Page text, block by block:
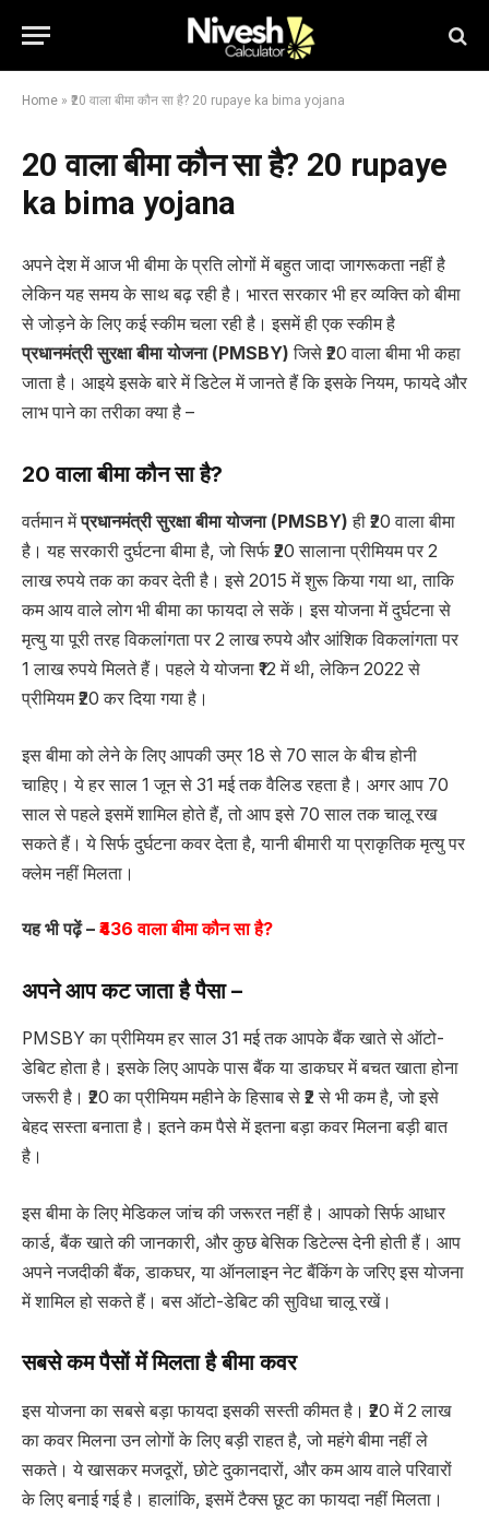
Home » ₹20 वाला बीमा कौन सा है? 20 rupaye ka bima yojana
₹20 वाला बीमा कौन सा है? 20 rupaye
ka bima yojana
अपने देश में आज भी बीमा के प्रति लोगों में बहुत जादा जागरूकता नहीं है
लेकिन यह समय के साथ बढ़ रही है। भारत सरकार भी हर व्यक्ति को बीमा
से जोड़ने के लिए कई स्कीम चला रही है। इसमें ही एक स्कीम है
प्रधानमंत्री सुरक्षा बीमा योजना (PMSBY) जिसे ₹20 वाला बीमा भी कहा
जाता है। आइये इसके बारे में डिटेल में जानते हैं कि इसके नियम, फायदे और
लाभ पाने का तरीका क्या है –
₹20 वाला बीमा कौन सा है?
वर्तमान मेंप्रधानमंत्री सुरक्षा बीमा योजना (PMSBY)ही ₹20 वाला बीमा
है। यह सरकारी दुर्घटना बीमा है, जो सिर्फ ₹20 सालाना प्रीमियम पर 2
लाख रुपये तक का कवर देती है। इसे 2015 में शुरू किया गया था, ताकि
कम आय वाले लोग भी बीमा का फायदा ले सकें। इस योजना में दुर्घटना से
मृत्यु या पूरी तरह विकलांगता पर 2 लाख रुपये और आंशिक विकलांगता पर
1 लाख रुपये मिलते हैं। पहले ये योजना ₹12 में थी, लेकिन 2022 से
प्रीमियम ₹20 कर दिया गया है।
इस बीमा को लेने के लिए आपकी उम्र 18 से 70 साल के बीच होनी
चाहिए। ये हर साल 1 जून से 31 मई तक वैलिड रहता है। अगर आप 70
साल से पहले इसमें शामिल होते हैं, तो आप इसे 70 साल तक चालू रख
सकते हैं। ये सिर्फ दुर्घटना कवर देता है, यानी बीमारी या प्राकृतिक मृत्यु पर
क्लेम नहीं मिलता।
यह भी पढ़ें – ₹436 वाला बीमा कौन सा है?
अपने आप कट जाता है पैसा –
PMSBY का प्रीमियम हर साल 31 मई तक आपके बैंक खाते से ऑटो-
डेबिट होता है। इसके लिए आपके पास बैंक या डाकघर में बचत खाता होना
जरूरी है। ₹20 का प्रीमियम महीने के हिसाब से ₹2 से भी कम है, जो इसे
बेहद सस्ता बनाता है। इतने कम पैसे में इतना बड़ा कवर मिलना बड़ी बात
है।
इस बीमा के लिए मेडिकल जांच की जरूरत नहीं है। आपको सिर्फ आधार
कार्ड, बैंक खाते की जानकारी, और कुछ बेसिक डिटेल्स देनी होती हैं। आप
अपने नजदीकी बैंक, डाकघर, या ऑनलाइन नेट बैंकिंग के जरिए इस योजना
में शामिल हो सकते हैं। बस ऑटो-डेबिट की सुविधा चालू रखें।
सबसे कम पैसों में मिलता है बीमा कवर
इस योजना का सबसे बड़ा फायदा इसकी सस्ती कीमत है। ₹20 में 2 लाख
का कवर मिलना उन लोगों के लिए बड़ी राहत है, जो महंगे बीमा नहीं ले
सकते। ये खासकर मजदूरों, छोटे दुकानदारों, और कम आय वाले परिवारों
के लिए बनाई गई है। हालांकि, इसमें टैक्स छूट का फायदा नहीं मिलता।